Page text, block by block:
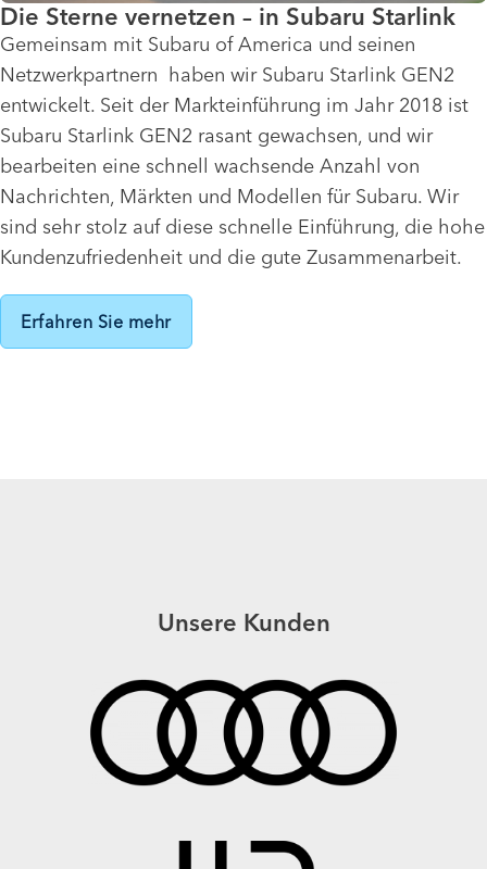
Die Sterne vernetzen – in Subaru Starlink
Gemeinsam mit Subaru of America und seinen
Netzwerkpartnern haben wir Subaru Starlink GEN2
entwickelt. Seit der Markteinführung im Jahr 2018 ist
Subaru Starlink GEN2 rasant gewachsen, und wir
bearbeiten eine schnell wachsende Anzahl von
Nachrichten, Märkten und Modellen für Subaru. Wir
sind sehr stolz auf diese schnelle Einführung, die hohe
Kundenzufriedenheit und die gute Zusammenarbeit.
Erfahren Sie mehr
Unsere Kunden